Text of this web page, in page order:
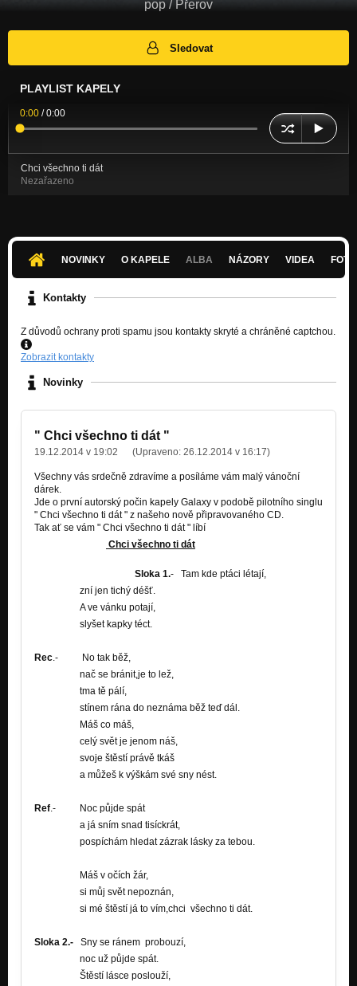
pop / Přerov
Sledovat
PLAYLIST KAPELY
0:00 /0:00
Chci všechno ti dát
Nezařazeno
NOVINKY O KAPELE ALBA NÁZORY VIDEA
Kontakty
Z důvodů ochrany proti spamu jsou kontakty skryté a chráněné captchou.
Zobrazit kontakty
Novinky
" Chci všechno ti dát "
19.12.2014 v 19:02 (Upraveno: 26.12.2014 v 16:17)
Všechny vás srdečně zdravíme a posíláme vám malý vánoční
dárek.
Jde o první autorský počin kapely Galaxy v podobě pilotního singlu
" Chci všechno ti dát " z našeho nově připravovaného CD.
Tak ať se vám " Chci všechno ti dát " líbí
Chci všechno ti dát
Sloka 1.- Tam kde ptáci létají,
zní jen tichý déšť.
A ve vánku potají,
slyšet kapky téct.
Rec .- No tak běž,
nač se bránit,je to lež,
tma tě pálí,
stínem rána do neznáma běž teď dál.
Máš co máš,
celý svět je jenom náš,
svoje štěstí právě tkáš
a můžeš k výškám své sny nést.
Ref .- Noc půjde spát
a já sním snad tisíckrát,
pospíchám hledat zázrak lásky za tebou.
Máš v očích žár,
si můj svět nepoznán,
si mé štěstí já to vím,chci všechno ti dát.
Sloka 2.-
Sny se ránem probouzí,
noc už půjde spát.
Štěstí lásce poslouží,